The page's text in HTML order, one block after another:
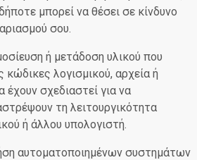
μπορεί να θέσει σε κίνδυνο
σου.
ή μετάδοση υλικού που
κώδικες λογισμικού, αρχεία ή
σχεδιαστεί για να
τη λειτουργικότητα
ή άλλου υπολογιστή.
αυτοματοποιημένων συστημάτων